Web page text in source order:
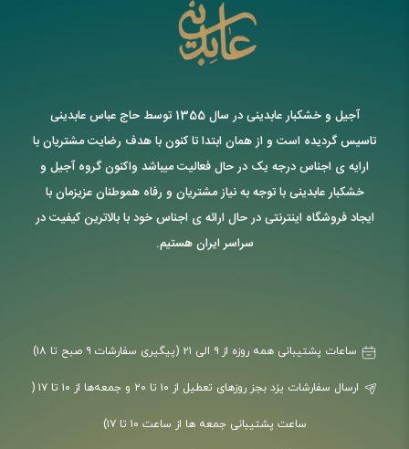
آجیل و خشکبار عابدینی در سال 1355 توسط حاج عباس عابدینی
تاسیس گردیده است و از همان ابتدا تا کنون با هدف رضایت مشتریان با
ارایه ی اجناس درجه یک در حال فعالیت میباشد واکنون گروه آجیل و
خشکبار عابدینی با توجه به نیاز مشتریان و رفاه هموطنان عزیزمان با
ایجاد فروشگاه اینترنتی در حال ارائه ی اجناس خود با بالاترین کیفیت در
سراسر ایران هستیم.
ارسال سفارشات یزد بجز روزهای تعطیل از ۱۰ تا ۲۰ و جمعه‌ها از ۱۰ تا ۱۷ (
ساعت پشتیبانی جمعه ها از ساعت ۱۰ تا ۱۷)